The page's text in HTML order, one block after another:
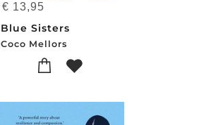
€ 13,95
Blue Sisters
Coco Mellors